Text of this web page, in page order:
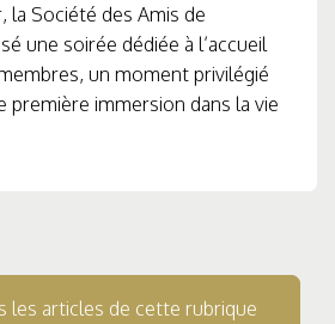
la Société des Amis de
une soirée dédiée à l’accueil
un moment privilégié
première immersion dans la vie
les articles de cette rubrique